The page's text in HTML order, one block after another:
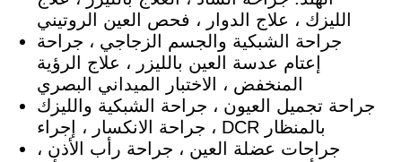
الليزك ، علاج الدوار ، فحص العين الروتيني
جراحة الشبكية والجسم الزجاجي ، جراحة
إعتام عدسة العين بالليزر ، علاج الرؤية
المنخفض ، الاختبار الميداني البصري
جراحة تجميل العيون ، جراحة الشبكية والليزك
، جراحة الانكسار ، إجراء DCR بالمنظار
جراحات عضلة العين ، جراحة رأب الأذن ،